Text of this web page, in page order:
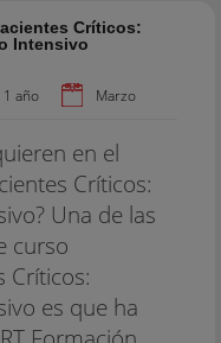
Críticos:
Intensivo
1 año Marzo
en el
Críticos:
Una de las
curso
Críticos:
es que ha